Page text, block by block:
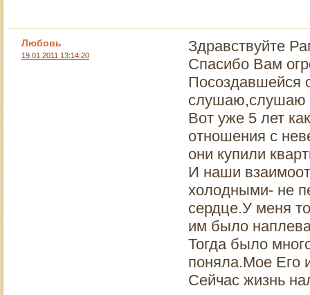
Любовь
19.01.2011 13:14:20
Здравствуйте
Спасибо Вам
Посоздавшейся
слушаю,слушаю
Вот уже 5 лет
отношения с
они купили
И наши
холодными- не
сердце.У меня
им было
Тогда было
поняла.Мое Его
Сейчас жизнь